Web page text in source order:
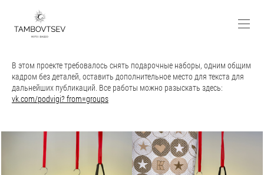
В этом проекте требовалось снять подарочные наборы, одним общим
кадром без деталей, оставить дополнительное место для текста для
дальнейших публикаций. Все работы можно разыскать здесь:
vk.com/podvigi? from=groups